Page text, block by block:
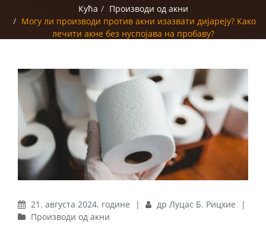
Кућа
Производи од акни
Могу ли производи против акни изазвати дијареју? Како
лечити акне без нуспојава на пробаву?
21. августа 2024. године | др Луцас Б. Рицхие
|
Производи од акни